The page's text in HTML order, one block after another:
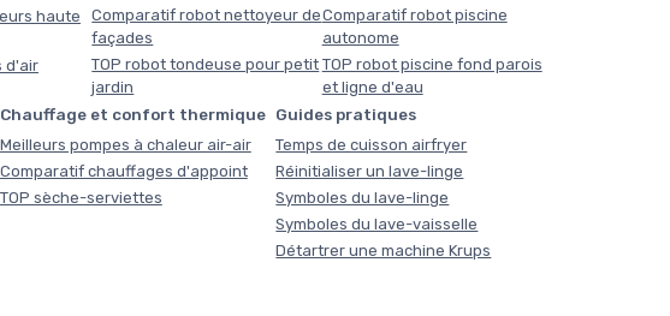
haute
d'air
Comparatif robot nettoyeur de
façades
TOP robot tondeuse pour petit
jardin
Comparatif robot piscine
autonome
TOP robot piscine fond parois
et ligne d'eau
Chauffage et confort thermique
Meilleurs pompes à chaleur air-air
Comparatif chauffages d'appoint
TOP sèche-serviettes
Guides pratiques
Temps de cuisson airfryer
Réinitialiser un lave-linge
Symboles du lave-linge
Symboles du lave-vaisselle
Détartrer une machine Krups